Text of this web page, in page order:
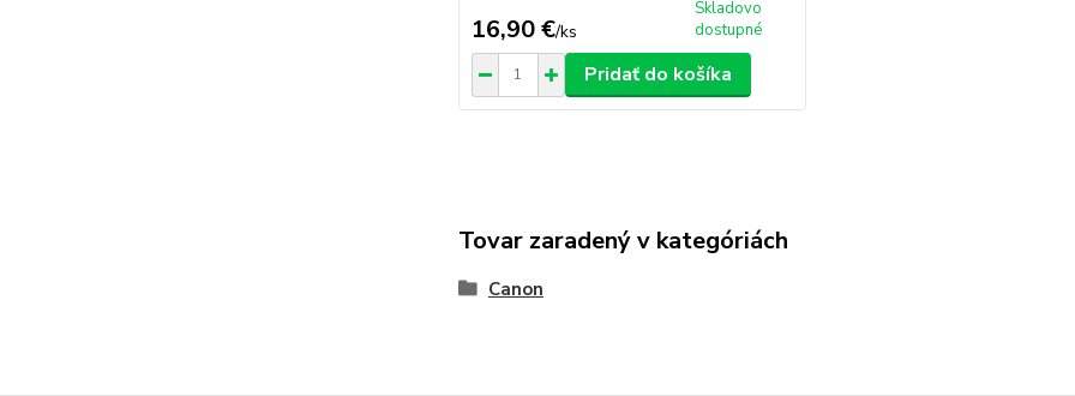
16,90 €/ks
Skladovo
dostupné
Pridať do košíka
Tovar zaradený v kategóriách
Canon